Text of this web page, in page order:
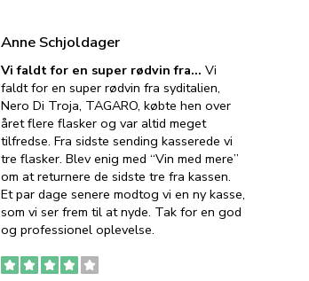
Anne Schjoldager
Vi faldt for en super rødvin fra… Vi
faldt for en super rødvin fra syditalien,
Nero Di Troja, TAGARO, købte hen over
året flere flasker og var altid meget
tilfredse. Fra sidste sending kasserede vi
tre flasker. Blev enig med “Vin med mere”
om at returnere de sidste tre fra kassen.
Et par dage senere modtog vi en ny kasse,
som vi ser frem til at nyde. Tak for en god
og professionel oplevelse.